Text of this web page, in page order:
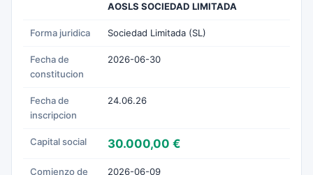
AOSLS SOCIEDAD LIMITADA
Forma juridica Sociedad Limitada (SL)
Fecha de
constitucion
2026-06-30
Fecha de
inscripcion
24.06.26
Capital social 30.000,00 €
Comienzo de 2026-06-09